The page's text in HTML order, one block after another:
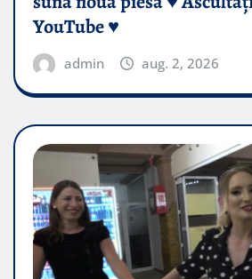
YouTube ♥️
admin aug. 2, 2026